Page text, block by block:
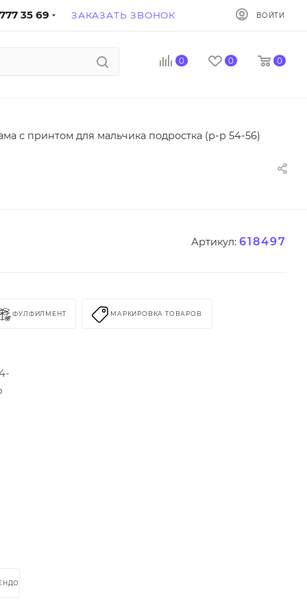
35 69 ЗАКАЗАТЬ ЗВОНОК ВОЙТИ
0 0 0
с принтом для мальчика подростка (р-р 54-56)
Артикул: 618497
ФУЛФИЛМЕНТ МАРКИРОВКА ТОВАРОВ